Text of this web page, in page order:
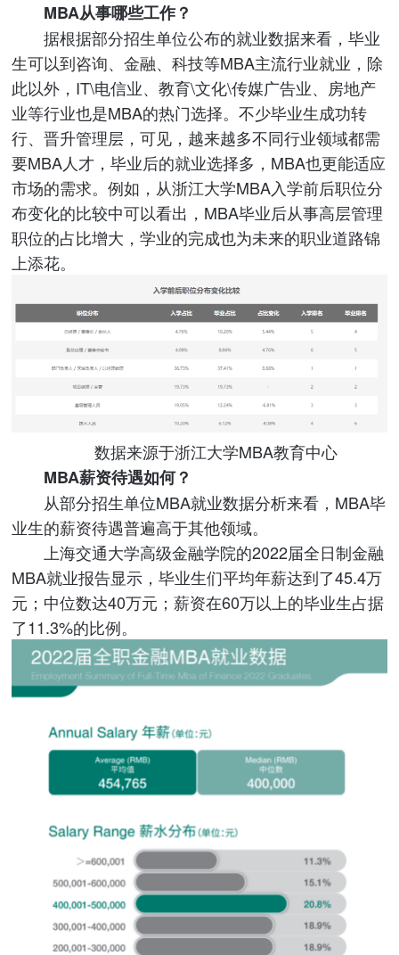
MBA从事哪些工作？
据根据部分招生单位公布的就业数据来看，毕业
生可以到咨询、金融、科技等MBA主流行业就业，除
此以外，IT\电信业、教育\文化\传媒广告业、房地产
业等行业也是MBA的热门选择。不少毕业生成功转
行、晋升管理层，可见，越来越多不同行业领域都需
要MBA人才，毕业后的就业选择多，MBA也更能适应
市场的需求。例如，从浙江大学MBA入学前后职位分
布变化的比较中可以看出，MBA毕业后从事高层管理
职位的占比增大，学业的完成也为未来的职业道路锦
上添花。
数据来源于浙江大学MBA教育中心
MBA薪资待遇如何？
从部分招生单位MBA就业数据分析来看，MBA毕
业生的薪资待遇普遍高于其他领域。
上海交通大学高级金融学院的2022届全日制金融
MBA就业报告显示，毕业生们平均年薪达到了45.4万
元；中位数达40万元；薪资在60万以上的毕业生占据
了11.3%的比例。